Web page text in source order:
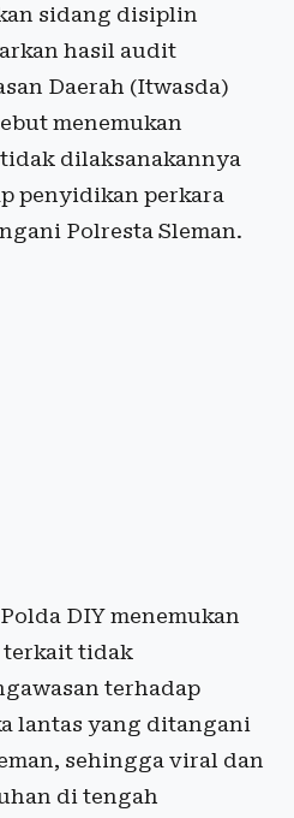
sidang disiplin
hasil audit
Daerah (Itwasda)
menemukan
dilaksanakannya
penyidikan perkara
Polresta Sleman.
DIY menemukan
terkait tidak
terhadap
lantas yang ditangani
sehingga viral dan
di tengah